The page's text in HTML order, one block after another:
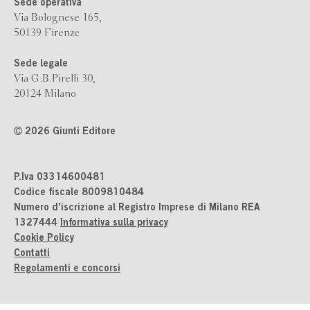
Sede operativa
Via Bolognese 165,
50139 Firenze
Sede legale
Via G.B.Pirelli 30,
20124 Milano
2026 Giunti Editore
P.Iva 03314600481
Codice fiscale 8009810484
Numero d'iscrizione al Registro Imprese di Milano REA
1327444 Informativa sulla privacy
Cookie Policy
Contatti
Regolamenti e concorsi